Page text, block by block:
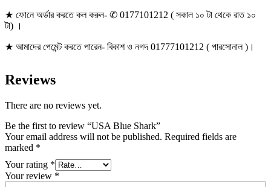
★ ফোনে অর্ডার করতে কল করুন- ✆ 0177101212 ( সকাল ১০ টা থেকে রাত ১০
টা) ।
★ আমাদের পেমেন্ট করতে পারেন- বিকাশ ও নগদ 01777101212 ( পারসোনাল )।
Reviews
There are no reviews yet.
Be the first to review “USA Blue Shark”
Your email address will not be published. Required fields are
marked *
Your rating *
Your review *